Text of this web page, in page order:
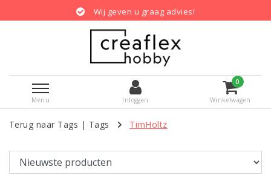
Wij geven u graag advies!
Menu Inloggen
0
Winkelwagen
Terug naar Tags | Tags TimHoltz